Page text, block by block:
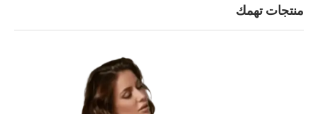
منتجات تهمك